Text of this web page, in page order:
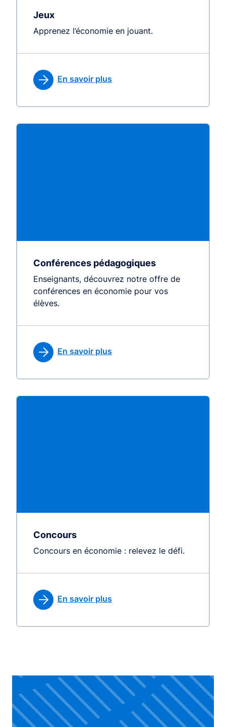
Jeux
Apprenez l’économie en jouant.
En savoir plus
Conférences pédagogiques
Enseignants, découvrez notre offre de
conférences en économie pour vos
élèves.
En savoir plus
Concours
Concours en économie : relevez le défi.
En savoir plus